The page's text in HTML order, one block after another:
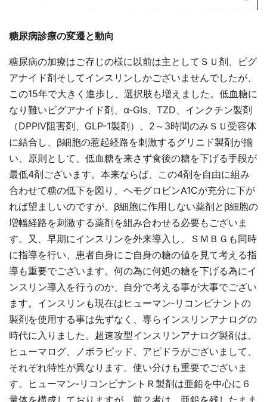
糖尿病診療の変遷と動向
糖尿病の加療はご存じの様に以前は主としてＳＵ剤、ビグ
アナイド剤そしてインスリンしかございませんでしたが、
この15年で大きく進歩し、選択肢も増えました。低血糖に
なり難いビグアナイド剤、α‐GIs、TZD、インクチン製剤
（DPPIV阻害剤、GLP-1製剤）、2～3時間のみＳＵ受容体
に結合し、β細胞の惹起経路を刺激するグリニド製剤が揃
い、原則として、低血糖を来さず食後の糖を下げる手段が
最低4剤ございます。本来ならば、この4剤を自由に組み
合わせて糖の低下を図り、ヘモグロビンA1Cが充分に下が
れば望ましいのですが、β細胞に作用しない薬剤とβ細胞の
増幅経路を刺激する薬剤を組み合わせる必要もございま
す。又、早期にインスリンを外来導入し、ＳＭＢＧも同時
に指導を行い、患者自身にご自身の糖の値を見て考える指
導も重要でございます。何の為に何処の糖を下げる為にイ
ンスリン導入を行うのか、自分で考える事が大事でござい
ます。インスリンも現在はヒューマン‐リコンビナントの
製剤を使用する事は先ずなく、専らインスリンアナログの
時代に入りました。超速攻型インスリンアナログ製剤は、
ヒューマログ、ノボラピッド、アピドラがございまして、
それぞれ特性が異なります。使い分けも重要でございま
す。ヒューマン‐リコンビナントＲ製剤は亜鉛を中心に６